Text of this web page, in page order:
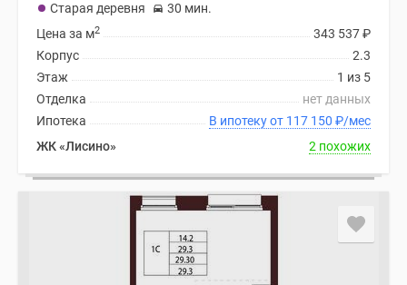
Старая деревня
30 мин.
343 537₽
Цена за м2
2.3
Корпус
1 из 5
Этаж
нет данных
Отделка
В ипотеку от 117 150 ₽/мес
Ипотека
ЖК «Лисино»
2 похожих